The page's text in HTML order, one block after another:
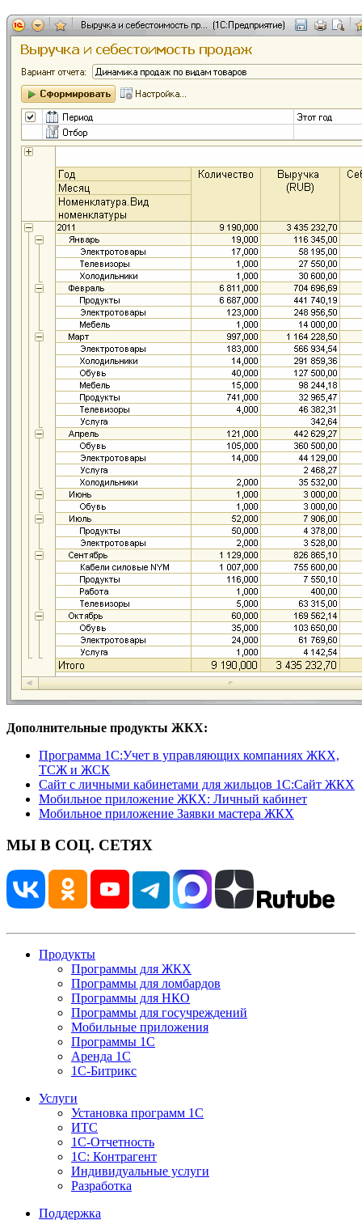
Дополнительные продукты ЖКХ:
Программа 1C:Учет в управляющих компаниях ЖКХ,
ТСЖ и ЖСК
Сайт с личными кабинетами для жильцов 1С:Сайт ЖКХ
Мобильное приложение ЖКХ: Личный кабинет
Мобильное приложение Заявки мастера ЖКХ
МЫ В СОЦ. СЕТЯХ
Продукты
Программы для ЖКХ
Программы для ломбардов
Программы для НКО
Программы для госучреждений
Мобильные приложения
Программы 1С
Аренда 1С
1С-Битрикс
Услуги
Установка программ 1С
ИТС
1С-Отчетность
1С: Контрагент
Индивидуальные услуги
Разработка
Поддержка